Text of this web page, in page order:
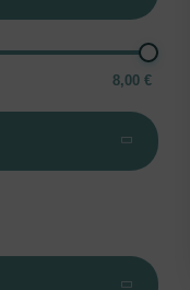
8,00 €